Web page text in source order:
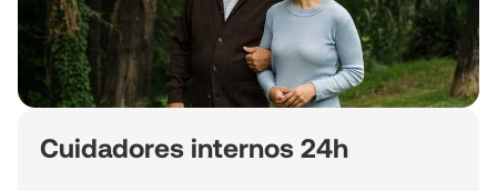
Cuidadores internos 24h